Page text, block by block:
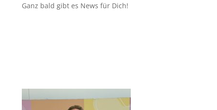
Ganz bald gibt es News für Dich!